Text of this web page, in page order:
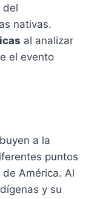
del
nativas.
al analizar
el evento
a la
puntos
América. Al
y su